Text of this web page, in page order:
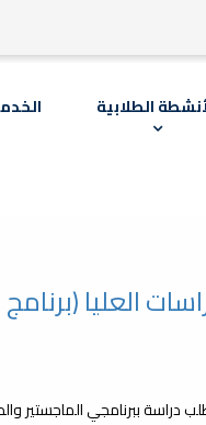
الطلابية
العليا
دراسة ببرنامجي الماجستير